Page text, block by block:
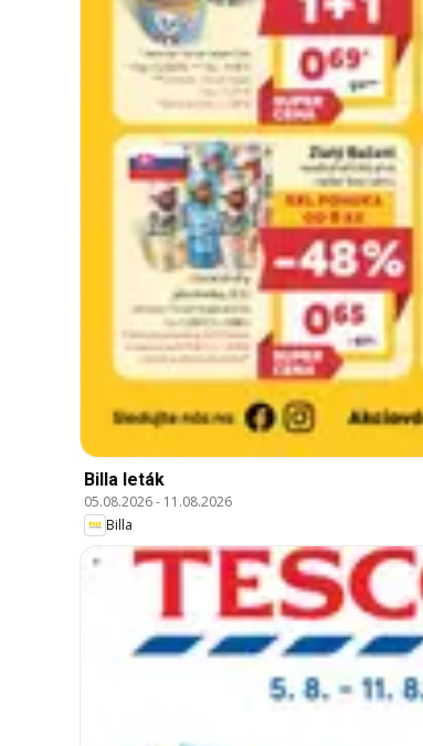
Billa leták
05.08.2026- 11.08.2026
Billa